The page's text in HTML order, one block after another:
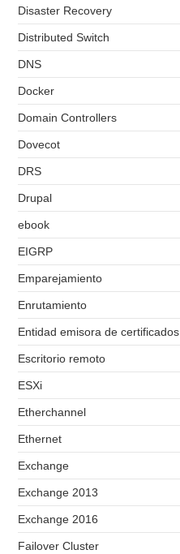
Disaster Recovery
Distributed Switch
DNS
Docker
Domain Controllers
Dovecot
DRS
Drupal
ebook
EIGRP
Emparejamiento
Enrutamiento
Entidad emisora de certificados
Escritorio remoto
ESXi
Etherchannel
Ethernet
Exchange
Exchange 2013
Exchange 2016
Failover Cluster